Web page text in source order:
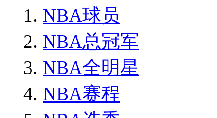
NBA球员
NBA总冠军
NBA全明星
NBA赛程